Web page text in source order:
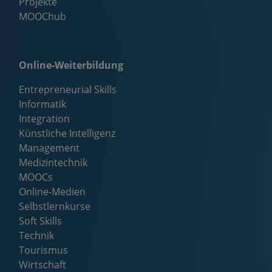
MOOChub
Online-Weiterbildung
Entrepreneurial Skills
Informatik
Integration
Künstliche Intelligenz
Management
Medizintechnik
MOOCs
Online-Medien
Selbstlernkurse
Soft Skills
Technik
Tourismus
Wirtschaft